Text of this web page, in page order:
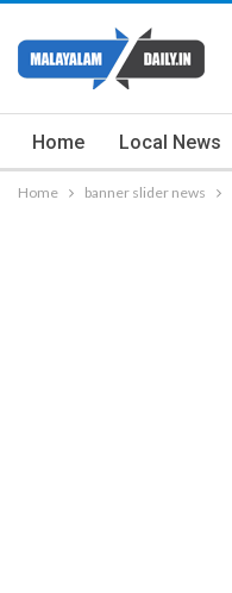
Home Local News
Home banner slider news